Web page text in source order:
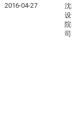
2016-04-27
沈阳
设计
院有
司